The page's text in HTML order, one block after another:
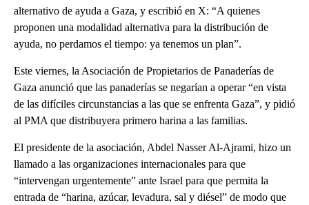
alternativo de ayuda a Gaza, y escribió en X: “A quienes
proponen una modalidad alternativa para la distribución de
ayuda, no perdamos el tiempo: ya tenemos un plan”.
Este viernes, la Asociación de Propietarios de Panaderías de
Gaza anunció que las panaderías se negarían a operar “en vista
de las difíciles circunstancias a las que se enfrenta Gaza”, y pidió
al PMA que distribuyera primero harina a las familias.
El presidente de la asociación, Abdel Nasser Al-Ajrami, hizo un
llamado a las organizaciones internacionales para que
“intervengan urgentemente” ante Israel para que permita la
entrada de “harina, azúcar, levadura, sal y diésel” de modo que